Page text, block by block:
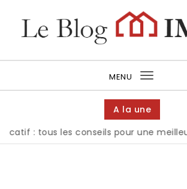
MENU
A la une
: tous les conseils pour une meilleure